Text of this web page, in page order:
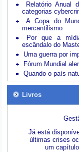
Relatório Anual
categorias
A Copa do
mercantilismo
Por que a
escândalo do
Uma guerra por
Fórum Mundial
Quando o país
Livros
Já está
últimas crises
um